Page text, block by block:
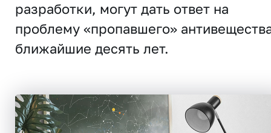
разработки, могут дать ответ на
проблему «пропавшего»
ближайшие десять лет.